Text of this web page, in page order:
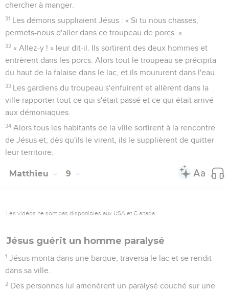
chercher à manger.
31 Les démons suppliaient Jésus : « Si tu nous chasses,
permets-nous d'aller dans ce troupeau de porcs. »
32 « Allez-y ! » leur dit-il. Ils sortirent des deux hommes et
entrèrent dans les porcs. Alors tout le troupeau se précipita
du haut de la falaise dans le lac, et ils moururent dans l'eau.
33 Les gardiens du troupeau s'enfuirent et allèrent dans la
ville rapporter tout ce qui s'était passé et ce qui était arrivé
aux démoniaques.
34 Alors tous les habitants de la ville sortirent à la rencontre
de Jésus et, dès qu'ils le virent, ils le supplièrent de quitter
leur territoire.
Matthieu 9
Les vidéos ne sont pas disponibles aux USA et C anada.
Jésus guérit un homme paralysé
1 Jésus monta dans une barque, traversa le lac et se rendit
dans sa ville.
2 Des personnes lui amenèrent un paralysé couché sur une